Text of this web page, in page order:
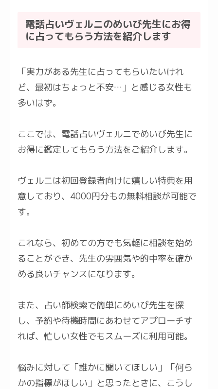
電話占いヴェルニのめいび先生にお得
に占ってもらう方法を紹介します
「実力がある先生に占ってもらいたいけれ
ど、最初はちょっと不安…」と感じる女性も
多いはず。
ここでは、電話占いヴェルニでめいび先生に
お得に鑑定してもらう方法をご紹介します。
ヴェルニは初回登録者向けに嬉しい特典を用
意しており、4000円分もの無料相談が可能で
す。
これなら、初めての方でも気軽に相談を始め
ることができ、先生の雰囲気や的中率を確か
める良いチャンスになります。
また、占い師検索で簡単にめいび先生を探
し、予約や待機時間にあわせてアプローチす
れば、忙しい女性でもスムーズに利用可能。
悩みに対して「誰かに聞いてほしい」「何ら
かの指標がほしい」と思ったときに、こうし